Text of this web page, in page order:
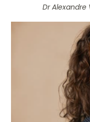
Dr Alexandre